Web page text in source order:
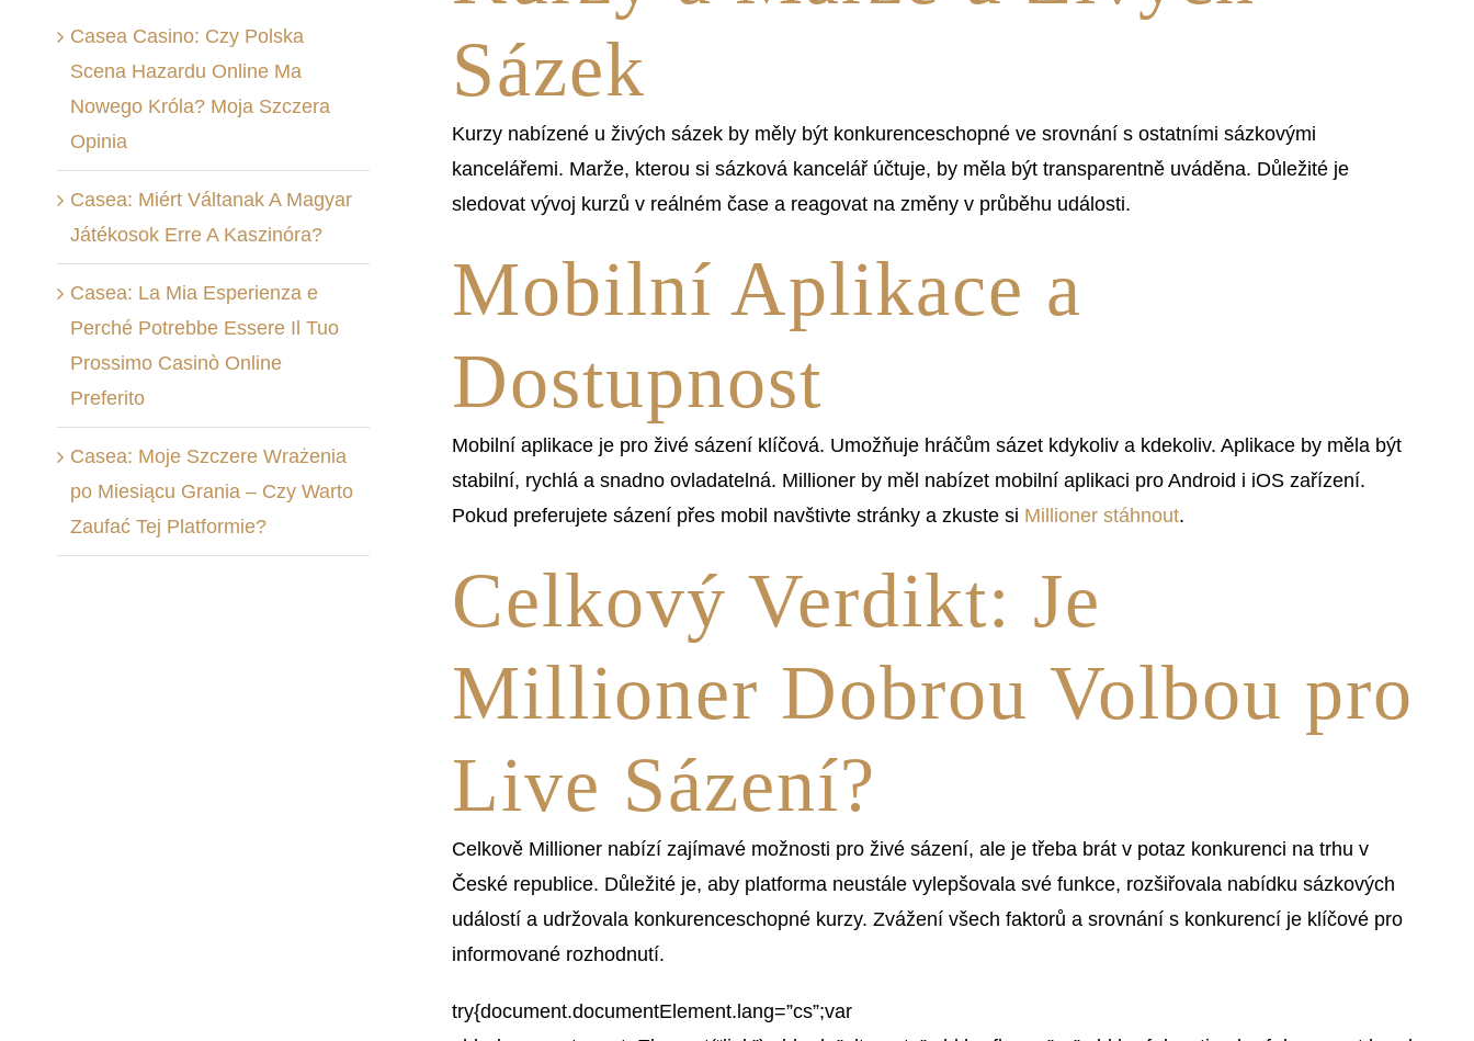
Sázek
Kurzy nabízené u živých sázek by měly být konkurenceschopné ve srovnání s ostatními sázkovými
kancelářemi. Marže, kterou si sázková kancelář účtuje, by měla být transparentně uváděna. Důležité je
sledovat vývoj kurzů v reálném čase a reagovat na změny v průběhu události.
Mobilní Aplikace a
Dostupnost
Mobilní aplikace je pro živé sázení klíčová. Umožňuje hráčům sázet kdykoliv a kdekoliv. Aplikace by měla být
stabilní, rychlá a snadno ovladatelná. Millioner by měl nabízet mobilní aplikaci pro Android i iOS zařízení.
Pokud preferujete sázení přes mobil navštivte stránky a zkuste si Millioner stáhnout.
Celkový Verdikt: Je
Millioner Dobrou Volbou pro
Live Sázení?
Celkově Millioner nabízí zajímavé možnosti pro živé sázení, ale je třeba brát v potaz konkurenci na trhu v
České republice. Důležité je, aby platforma neustále vylepšovala své funkce, rozšiřovala nabídku sázkových
událostí a udržovala konkurenceschopné kurzy. Zvážení všech faktorů a srovnání s konkurencí je klíčové pro
informované rozhodnutí.
try{document.documentElement.lang=”cs”;var
Casea Casino: Czy Polska
Scena Hazardu Online Ma
Nowego Króla? Moja Szczera
Opinia
Casea: Miért Váltanak A Magyar
Játékosok Erre A Kaszinóra?
Casea: La Mia Esperienza e
Perché Potrebbe Essere Il Tuo
Prossimo Casinò Online
Preferito
Casea: Moje Szczere Wrażenia
po Miesiącu Grania – Czy Warto
Zaufać Tej Platformie?